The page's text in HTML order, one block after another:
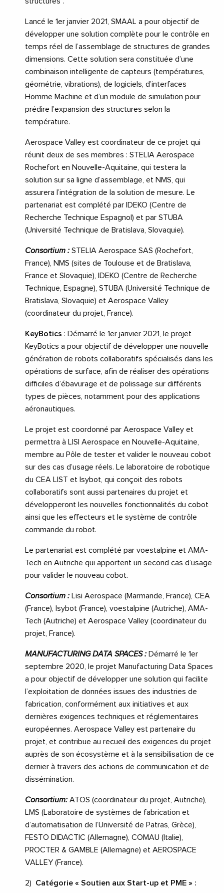
Lancé le 1er janvier 2021, SMAAL a pour objectif de
développer une solution complète pour le contrôle en
temps réel de l’assemblage de structures de grandes
dimensions. Cette solution sera constituée d’une
combinaison intelligente de capteurs (températures,
géométrie, vibrations), de logiciels, d’interfaces
Homme Machine et d’un module de simulation pour
prédire l’expansion des structures selon la
température.
Aerospace Valley est coordinateur de ce projet qui
réunit deux de ses membres : STELIA Aerospace
Rochefort en Nouvelle-Aquitaine, qui testera la
solution sur sa ligne d’assemblage, et NMS, qui
assurera l’intégration de la solution de mesure. Le
partenariat est complété par IDEKO (Centre de
Recherche Technique Espagnol) et par STUBA
(Université Technique de Bratislava, Slovaquie).
Consortium : STELIA Aerospace SAS (Rochefort,
France), NMS (sites de Toulouse et de Bratislava,
France et Slovaquie), IDEKO (Centre de Recherche
Technique, Espagne), STUBA (Université Technique de
Bratislava, Slovaquie) et Aerospace Valley
(coordinateur du projet, France).
KeyBotics : Démarré le 1er janvier 2021, le projet
KeyBotics a pour objectif de développer une nouvelle
génération de robots collaboratifs spécialisés dans les
opérations de surface, afin de réaliser des opérations
difficiles d’ébavurage et de polissage sur différents
types de pièces, notamment pour des applications
aéronautiques.
Le projet est coordonné par Aerospace Valley et
permettra à LISI Aerospace en Nouvelle-Aquitaine,
membre au Pôle de tester et valider le nouveau cobot
sur des cas d’usage réels. Le laboratoire de robotique
du CEA LIST et Isybot, qui conçoit des robots
collaboratifs sont aussi partenaires du projet et
développeront les nouvelles fonctionnalités du cobot
ainsi que les effecteurs et le système de contrôle
commande du robot.
Le partenariat est complété par voestalpine et AMA-
Tech en Autriche qui apportent un second cas d’usage
pour valider le nouveau cobot.
Consortium : Lisi Aerospace (Marmande, France), CEA
(France), Isybot (France), voestalpine (Autriche), AMA-
Tech (Autriche) et Aerospace Valley (coordinateur du
projet, France).
MANUFACTURING DATA SPACES : Démarré le 1er
septembre 2020, le projet Manufacturing Data Spaces
a pour objectif de développer une solution qui facilite
l’exploitation de données issues des industries de
fabrication, conformément aux initiatives et aux
dernières exigences techniques et réglementaires
européennes. Aerospace Valley est partenaire du
projet, et contribue au recueil des exigences du projet
auprès de son écosystème et à la sensibilisation de ce
dernier à travers des actions de communication et de
dissémination.
Consortium: ATOS (coordinateur du projet, Autriche),
LMS (Laboratoire de systèmes de fabrication et
d’automatisation de l’Université de Patras, Grèce),
FESTO DIDACTIC (Allemagne), COMAU (Italie),
PROCTER & GAMBLE (Allemagne) et AEROSPACE
VALLEY (France).
2) Catégorie « Soutien aux Start-up et PME » :